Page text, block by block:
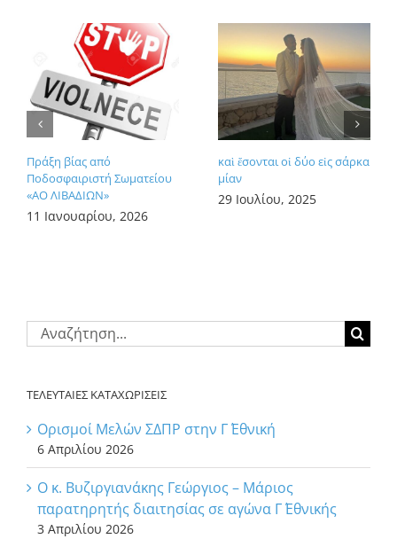
Πράξη βίας από
Ποδοσφαιριστή Σωματείου
«ΑΟ ΛΙΒΑΔΙΩΝ»
11 Ιανουαρίου, 2026
καὶ ἔσονται οἱ δύο εἰς σάρκα
μίαν
29 Ιουλίου, 2025
Αναζήτηση
για:
ΤΕΛΕΥΤΑΙΕΣ ΚΑΤΑΧΩΡΙΣΕΙΣ
Ορισμοί Μελών ΣΔΠΡ στην Γ΄ Εθνική
6 Απριλίου 2026
Ο κ. Βυζιργιανάκης Γεώργιος – Μάριος
παρατηρητής διαιτησίας σε αγώνα Γ΄ Εθνικής
3 Απριλίου 2026